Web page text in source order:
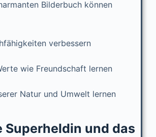
Bilderbuch können
verbessern
wie Freundschaft lernen
Natur und Umwelt lernen
Superheldin und das